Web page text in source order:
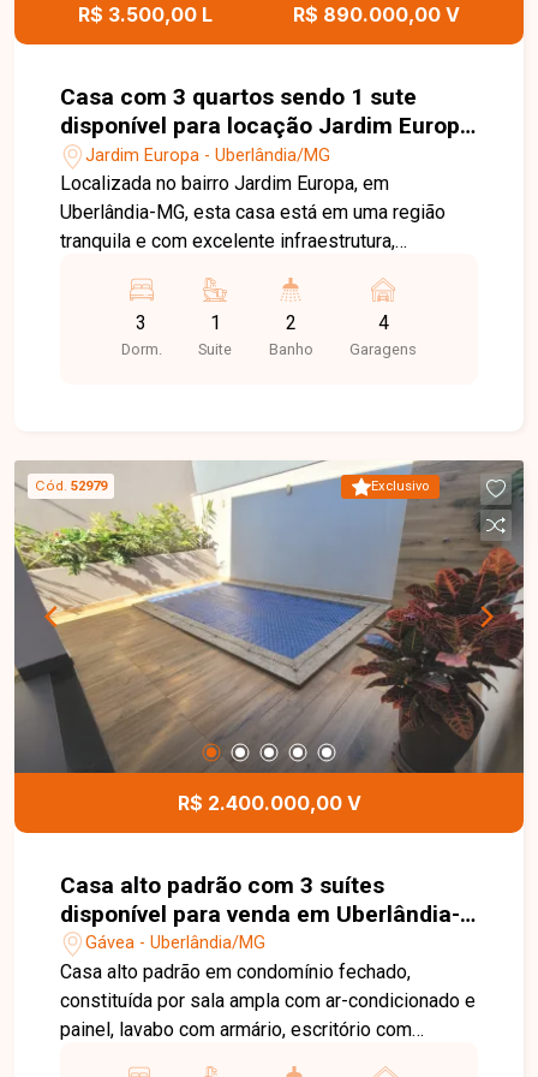
R$ 3.500,00 L R$ 890.000,00 V
Casa com 3 quartos sendo 1 sute
disponível para locação Jardim Europa
em Uberlândia-MG
Jardim Europa - Uberlândia/MG
Localizada no bairro Jardim Europa, em
Uberlândia-MG, esta casa está em uma região
tranquila e com excelente infraestrutura,
cidade e proximidade com supermercados,
escolas, farmácias, comércios e diversos
serviços, proporcionando conforto e praticidade
espelho e box em blindex, banheiro social com
armário sob a pia, espelho e box em vidro,
cozinha planejada, área de serviço, despensa,
área gourmet com churrasqueira e armário,
banheiro externo com armário, jardim, ducha e
acabamento em piso porcelanato. Conta ainda
com portão eletrônico com abertura e
fechamento rápidos e 04 vagas de garagem,
oferecendo segurança, conforto e comodidade.
Esta é uma excelente oportunidade para quem
busca uma casa ampla, completa e bem
localizada para locação no bairro Jardim Europa.
Agende uma visita e venha conhecer todos os
3
Dorm.
1
Suite
2
Banho
4
Garagens
Exclusivo
Cód. 52979
R$ 2.400.000,00 V
Casa alto padrão com 3 suítes
disponível para venda em Uberlândia-
MGGávea - Uberlândia/MG
Casa alto padrão em condomínio fechado,
constituída por sala ampla com ar-condicionado e
painel, lavabo com armário, escritório com